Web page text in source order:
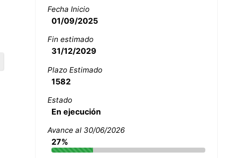
Fecha Inicio
01/09/2025
Fin estimado
31/12/2029
Plazo Estimado
1582
Estado
En ejecución
Avance al 30/06/2026
27%